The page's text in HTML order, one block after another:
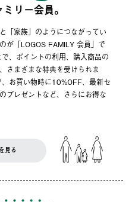
リー会員。
「家族」のようにつながってい
が「LOGOS FAMILY 会員」で
、ポイントの利用、購入商品の
さまざまな特典を受けられま
お買い物時に10%OFF、最新セ
プレゼントなど、さらにお得な
見る